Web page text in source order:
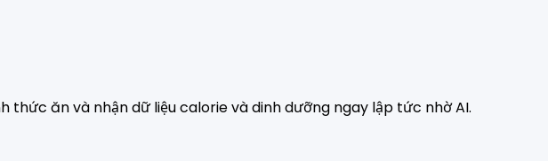
ăn và nhận dữ liệu calorie và dinh dưỡng ngay lập tức nhờ AI.